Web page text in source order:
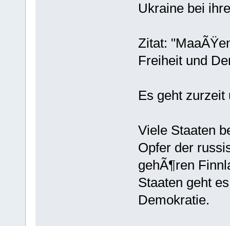
Ukraine bei
Zitat:
Freiheit und
Es geht
Viele Staaten
Opfer der
gehÃ¶ren
Staaten geht
Demokratie.